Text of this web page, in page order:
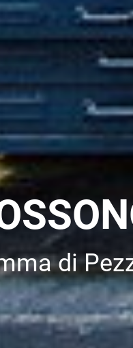
di